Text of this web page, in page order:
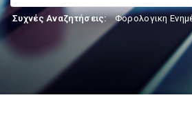
Συχνές Αναζητήσεις: Φορολογικη